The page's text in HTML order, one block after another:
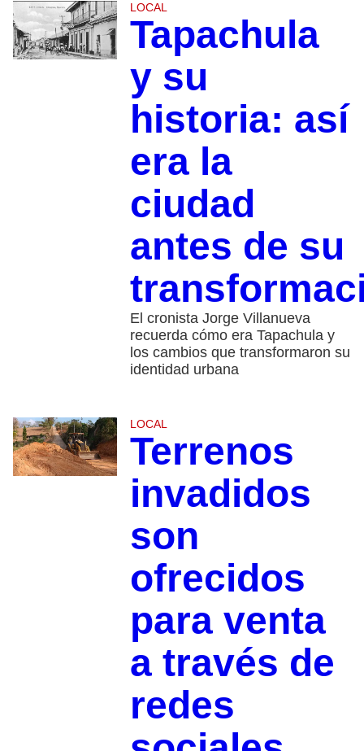
LOCAL
Tapachula
y su
historia: así
era la
ciudad
antes de su
El cronista Jorge Villanueva
recuerda cómo era Tapachula y
los cambios que transformaron su
identidad urbana
LOCAL
Terrenos
invadidos
son
ofrecidos
para venta
a través de
redes